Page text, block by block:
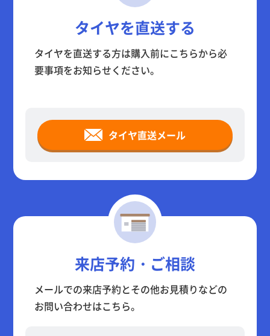
タイヤを直送する
タイヤを直送する方は購入前にこちらから必
要事項をお知らせください。
タイヤ直送メール
来店予約・ご相談
メールでの来店予約とその他お見積りなどの
お問い合わせはこちら。